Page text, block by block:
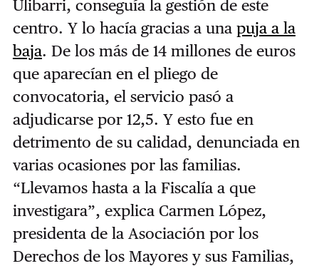
Ulibarri, conseguía la gestión de este
centro. Y lo hacía gracias a una puja a la
baja. De los más de 14 millones de euros
que aparecían en el pliego de
convocatoria, el servicio pasó a
adjudicarse por 12,5. Y esto fue en
detrimento de su calidad, denunciada en
varias ocasiones por las familias.
“Llevamos hasta a la Fiscalía a que
investigara”, explica Carmen López,
presidenta de la Asociación por los
Derechos de los Mayores y sus Familias,